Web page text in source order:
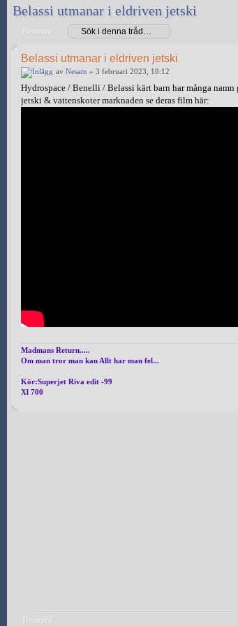
Belassi utmanar i eldriven jetski
Besvara
Belassi utmanar i eldriven jetski
av Nesam » 3 februari 2023, 18:12
Hydrospace / Benelli / Belassi kärt barn har många
jetski & vattenskoter marknaden se deras film här:
Madmans Return.....
Om man tror man kan Allt har man fel...
Kör:Superjet Riva edit -99
Xl 700
Besvara